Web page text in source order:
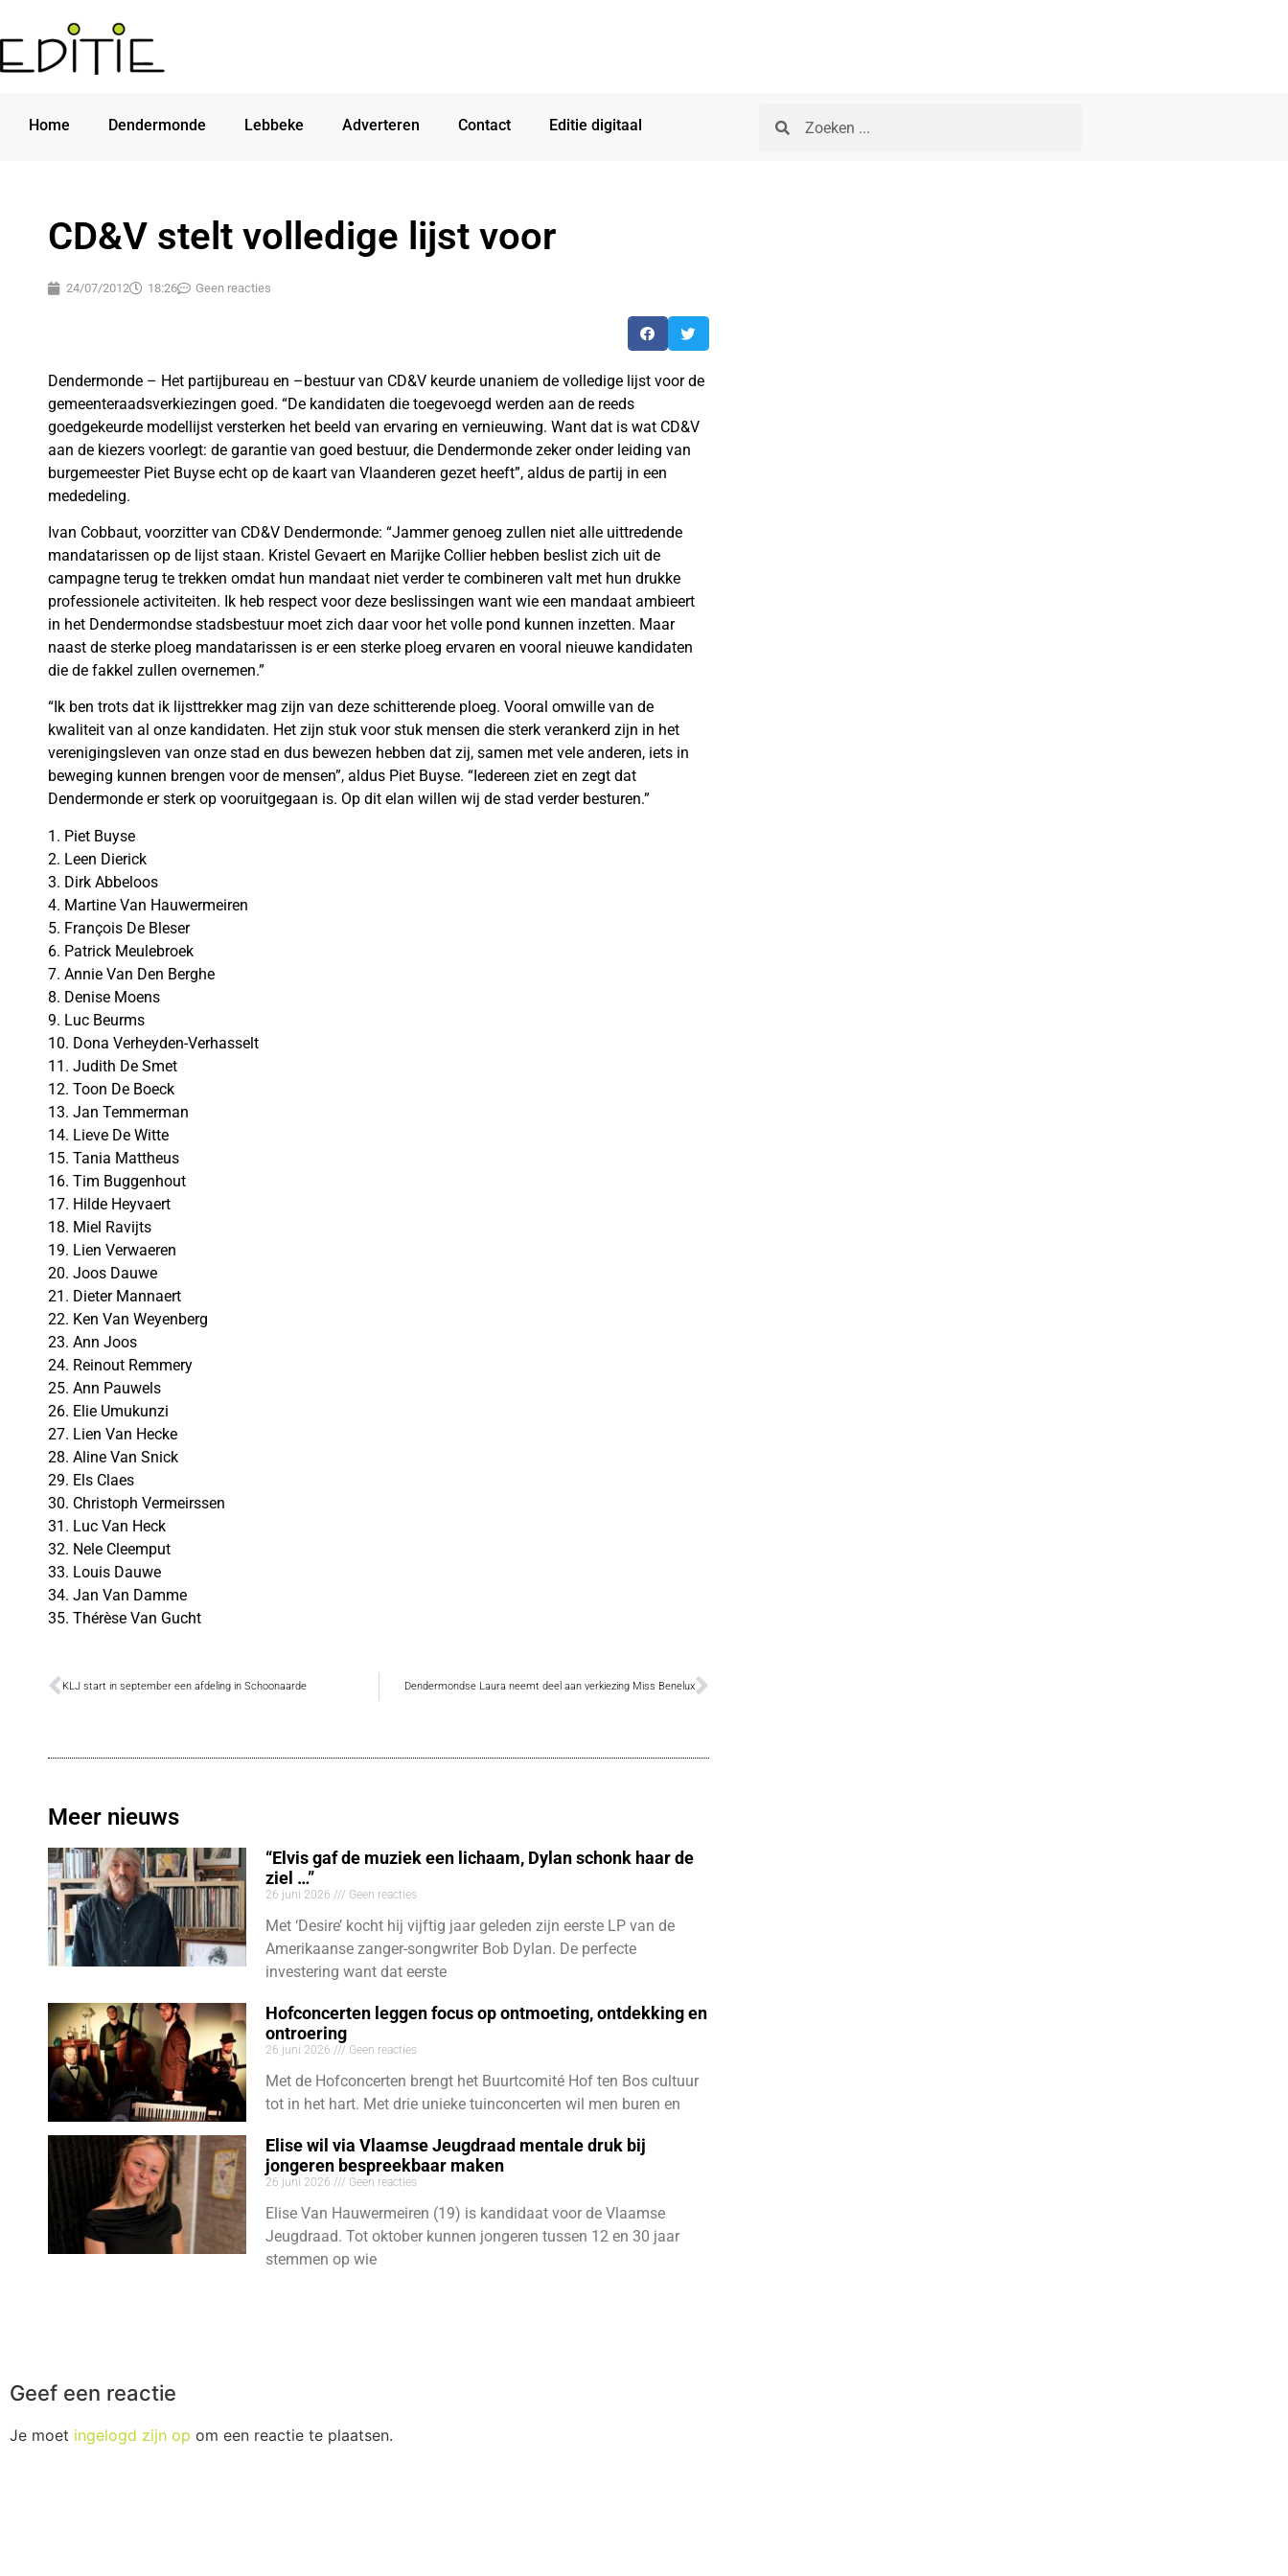
Home Dendermonde Lebbeke Adverteren Contact Editie digitaal
CD&V stelt volledige lijst voor
24/07/2012 18:26 Geen reacties
Dendermonde – Het partijbureau en –bestuur van CD&V keurde unaniem de volledige lijst voor de
gemeenteraadsverkiezingen goed. “De kandidaten die toegevoegd werden aan de reeds
goedgekeurde modellijst versterken het beeld van ervaring en vernieuwing. Want dat is wat CD&V
aan de kiezers voorlegt: de garantie van goed bestuur, die Dendermonde zeker onder leiding van
burgemeester Piet Buyse echt op de kaart van Vlaanderen gezet heeft”, aldus de partij in een
mededeling.
Ivan Cobbaut, voorzitter van CD&V Dendermonde: “Jammer genoeg zullen niet alle uittredende
mandatarissen op de lijst staan. Kristel Gevaert en Marijke Collier hebben beslist zich uit de
campagne terug te trekken omdat hun mandaat niet verder te combineren valt met hun drukke
professionele activiteiten. Ik heb respect voor deze beslissingen want wie een mandaat ambieert
in het Dendermondse stadsbestuur moet zich daar voor het volle pond kunnen inzetten. Maar
naast de sterke ploeg mandatarissen is er een sterke ploeg ervaren en vooral nieuwe kandidaten
die de fakkel zullen overnemen.”
“Ik ben trots dat ik lijsttrekker mag zijn van deze schitterende ploeg. Vooral omwille van de
kwaliteit van al onze kandidaten. Het zijn stuk voor stuk mensen die sterk verankerd zijn in het
verenigingsleven van onze stad en dus bewezen hebben dat zij, samen met vele anderen, iets in
beweging kunnen brengen voor de mensen”, aldus Piet Buyse. “Iedereen ziet en zegt dat
Dendermonde er sterk op vooruitgegaan is. Op dit elan willen wij de stad verder besturen.”
1. Piet Buyse
2. Leen Dierick
3. Dirk Abbeloos
4. Martine Van Hauwermeiren
5. François De Bleser
6. Patrick Meulebroek
7. Annie Van Den Berghe
8. Denise Moens
9. Luc Beurms
10. Dona Verheyden-Verhasselt
11. Judith De Smet
12. Toon De Boeck
13. Jan Temmerman
14. Lieve De Witte
15. Tania Mattheus
16. Tim Buggenhout
17. Hilde Heyvaert
18. Miel Ravijts
19. Lien Verwaeren
20. Joos Dauwe
21. Dieter Mannaert
22. Ken Van Weyenberg
23. Ann Joos
24. Reinout Remmery
25. Ann Pauwels
26. Elie Umukunzi
27. Lien Van Hecke
28. Aline Van Snick
29. Els Claes
30. Christoph Vermeirssen
31. Luc Van Heck
32. Nele Cleemput
33. Louis Dauwe
34. Jan Van Damme
35. Thérèse Van Gucht
KLJ start in september een afdeling in Schoonaarde Dendermondse Laura neemt deel aan verkiezing Miss Benelux
Meer nieuws
“Elvis gaf de muziek een lichaam, Dylan schonk haar de
ziel …”
26 juni 2026 Geen reacties
Met ‘Desire’ kocht hij vijftig jaar geleden zijn eerste LP van de
Amerikaanse zanger-songwriter Bob Dylan. De perfecte
investering want dat eerste
Hofconcerten leggen focus op ontmoeting, ontdekking en
ontroering
26 juni 2026 Geen reacties
Met de Hofconcerten brengt het Buurtcomité Hof ten Bos cultuur
tot in het hart. Met drie unieke tuinconcerten wil men buren en
Elise wil via Vlaamse Jeugdraad mentale druk bij
jongeren bespreekbaar maken
26 juni 2026 Geen reacties
Elise Van Hauwermeiren (19) is kandidaat voor de Vlaamse
Jeugdraad. Tot oktober kunnen jongeren tussen 12 en 30 jaar
stemmen op wie
Geef een reactie
Je moet ingelogd zijn op om een reactie te plaatsen.